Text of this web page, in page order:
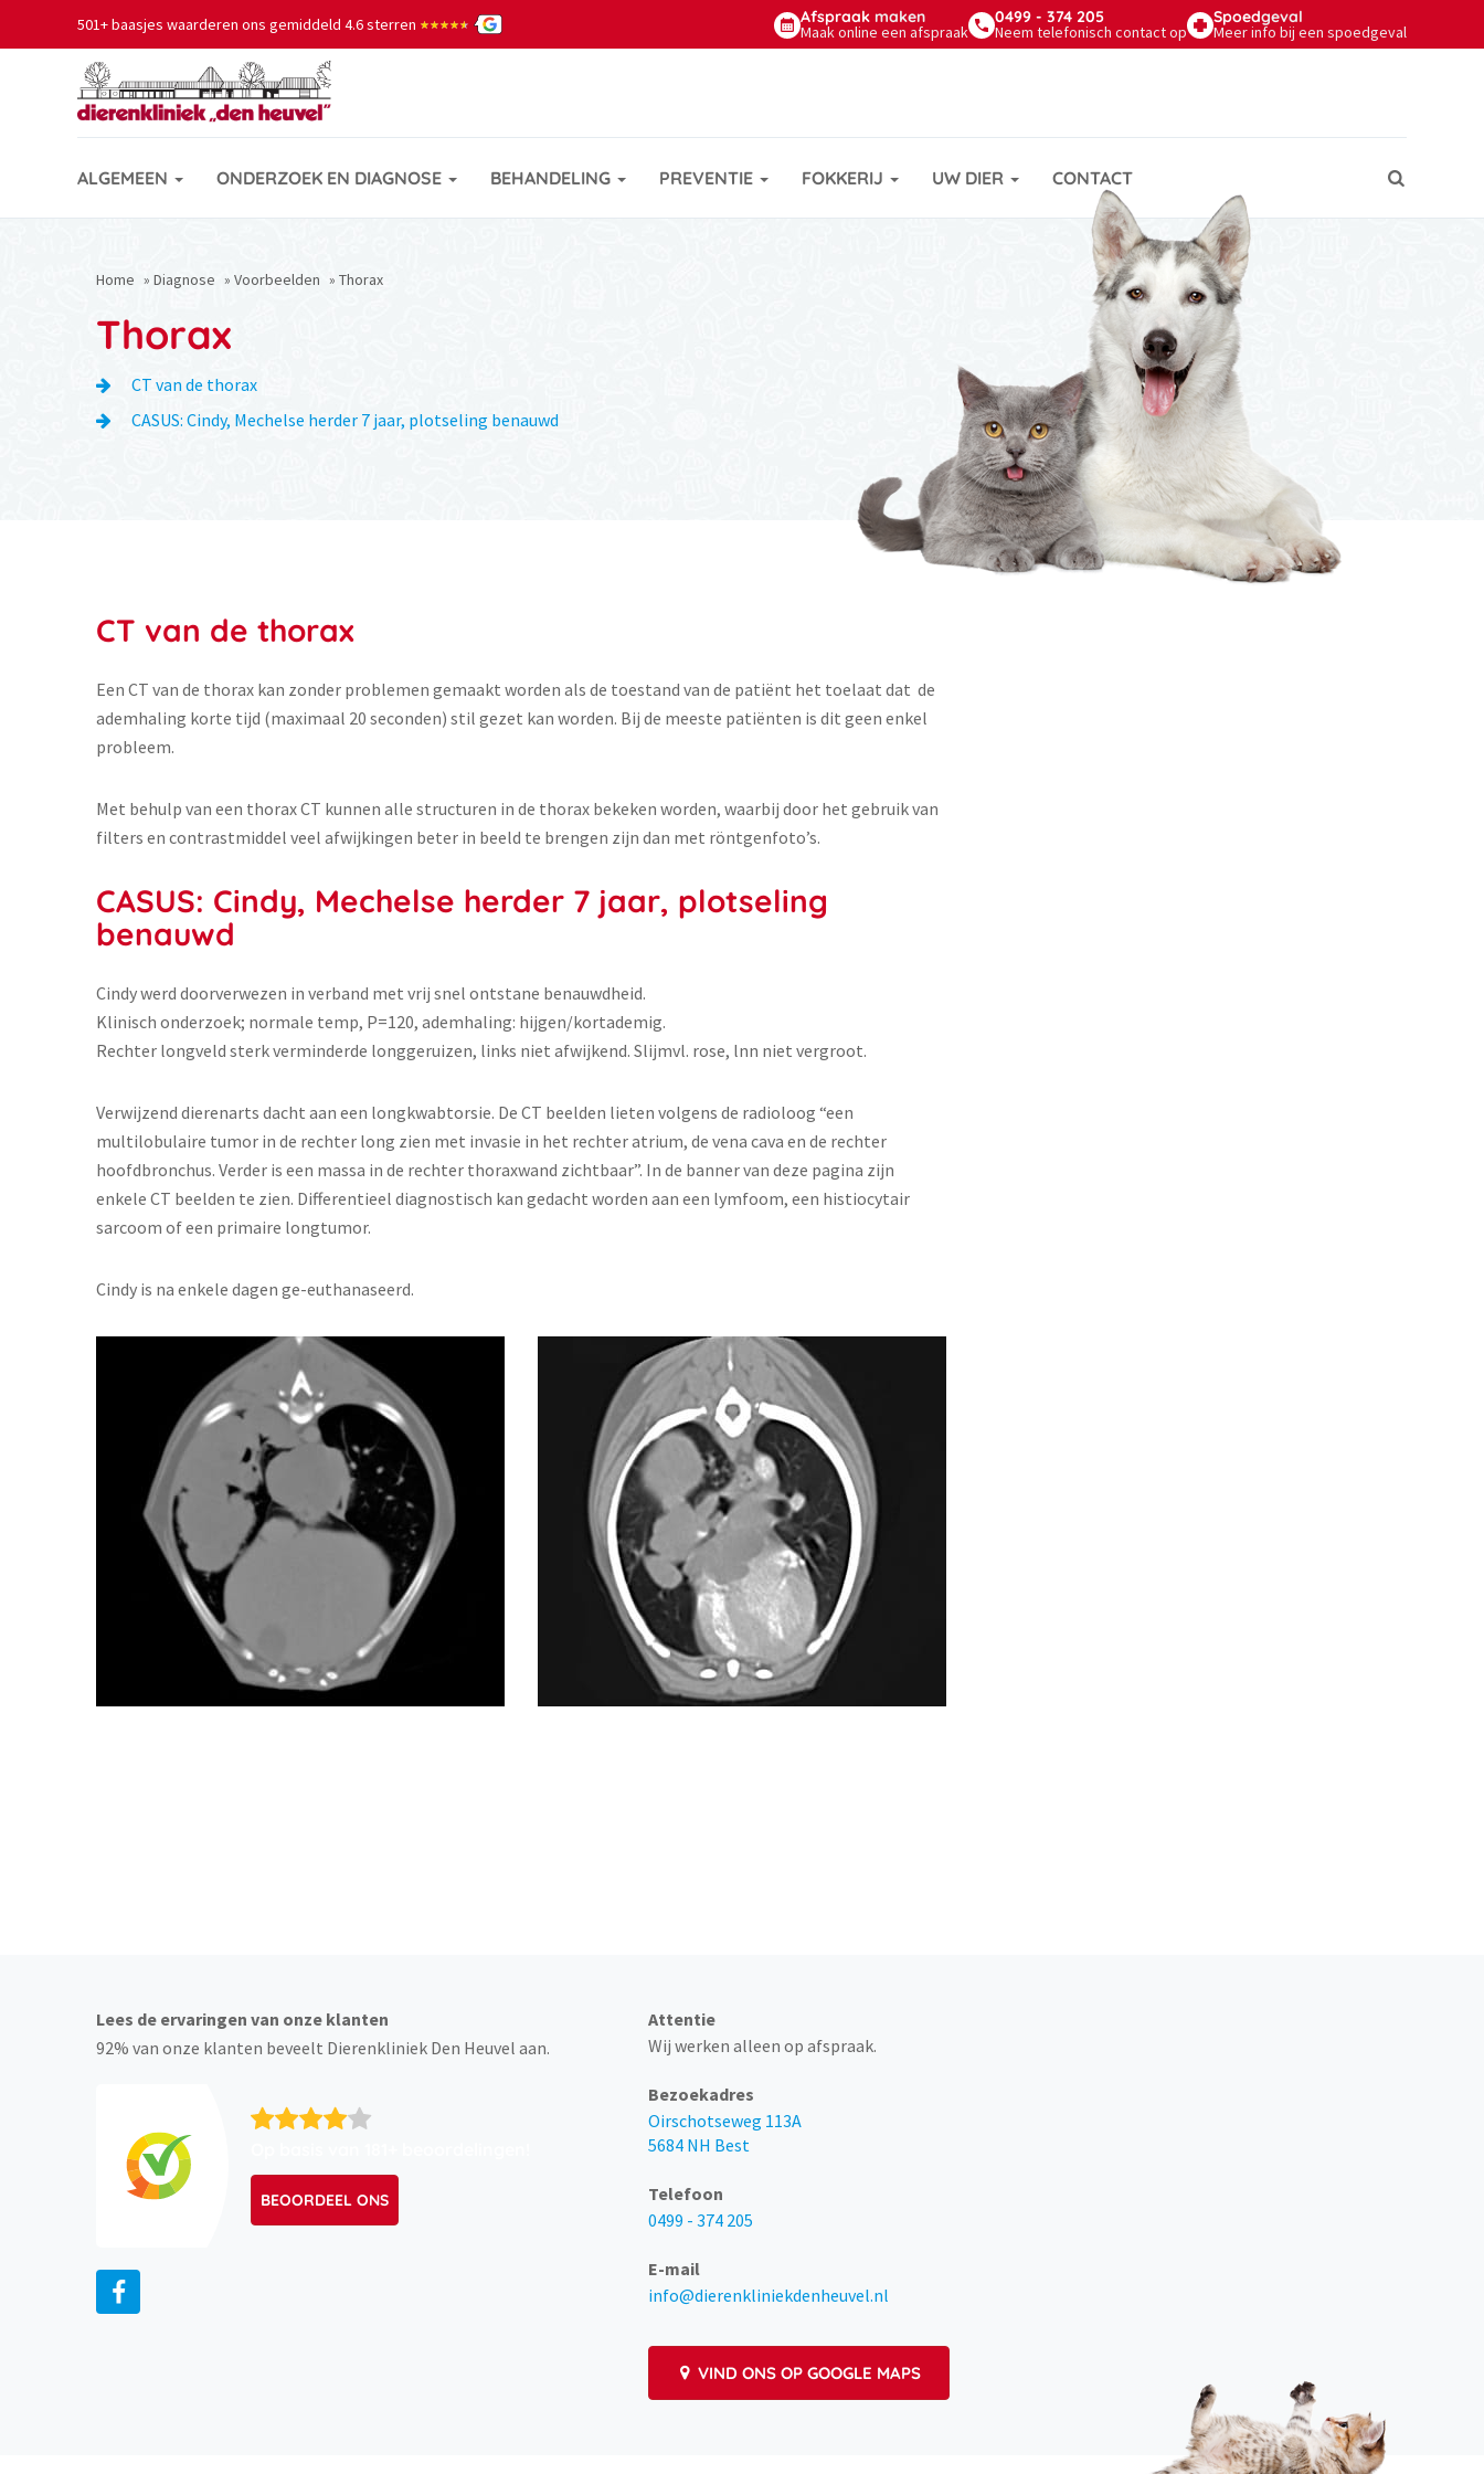
501+ baasjes waarderen ons gemiddeld 4.6 sterren ★★★★★
★★★★★ Afspraak maken
Maak online een afspraak
0499 - 374 205
Neem telefonisch contact op
Spoedgeval
Meer info bij een spoedgeval
ALGEMEEN ONDERZOEK EN DIAGNOSE BEHANDELING PREVENTIE FOKKERIJ UW DIER CONTACT
Home » Diagnose » Voorbeelden » Thorax
Thorax
CT van de thorax
CASUS: Cindy, Mechelse herder 7 jaar, plotseling benauwd
CT van de thorax
Een CT van de thorax kan zonder problemen gemaakt worden als de toestand van de patiënt het toelaat dat de
ademhaling korte tijd (maximaal 20 seconden) stil gezet kan worden. Bij de meeste patiënten is dit geen enkel
probleem.
Met behulp van een thorax CT kunnen alle structuren in de thorax bekeken worden, waarbij door het gebruik van
filters en contrastmiddel veel afwijkingen beter in beeld te brengen zijn dan met röntgenfoto’s.
CASUS: Cindy, Mechelse herder 7 jaar, plotseling
benauwd
Cindy werd doorverwezen in verband met vrij snel ontstane benauwdheid.
Klinisch onderzoek; normale temp, P=120, ademhaling: hijgen/kortademig.
Rechter longveld sterk verminderde longgeruizen, links niet afwijkend. Slijmvl. rose, lnn niet vergroot.
Verwijzend dierenarts dacht aan een longkwabtorsie. De CT beelden lieten volgens de radioloog “een
multilobulaire tumor in de rechter long zien met invasie in het rechter atrium, de vena cava en de rechter
hoofdbronchus. Verder is een massa in de rechter thoraxwand zichtbaar”. In de banner van deze pagina zijn
enkele CT beelden te zien. Differentieel diagnostisch kan gedacht worden aan een lymfoom, een histiocytair
sarcoom of een primaire longtumor.
Cindy is na enkele dagen ge-euthanaseerd.
Attentie
Wij werken alleen op afspraak.
Bezoekadres
Oirschotseweg 113A
5684 NH Best
Telefoon
0499 - 374 205
E-mail
info@dierenkliniekdenheuvel.nl
VIND ONS OP GOOGLE MAPS
Lees de ervaringen van onze klanten
92% van onze klanten beveelt Dierenkliniek Den Heuvel aan.
BEOORDEEL ONS